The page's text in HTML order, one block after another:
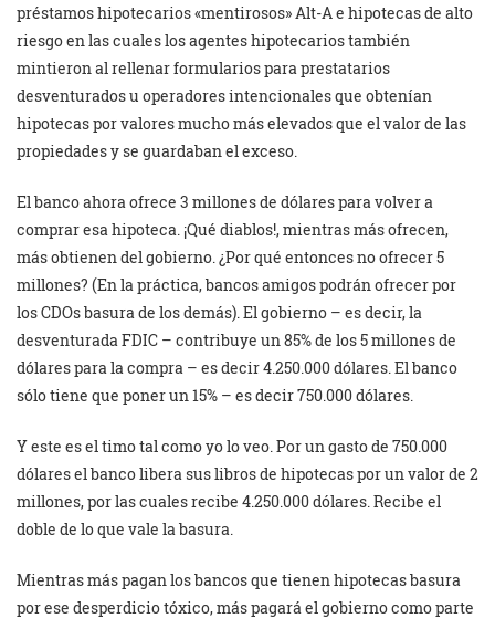
préstamos hipotecarios «mentirosos» Alt-A e hipotecas de alto
riesgo en las cuales los agentes hipotecarios también
mintieron al rellenar formularios para prestatarios
desventurados u operadores intencionales que obtenían
hipotecas por valores mucho más elevados que el valor de las
propiedades y se guardaban el exceso.
El banco ahora ofrece 3 millones de dólares para volver a
comprar esa hipoteca. ¡Qué diablos!, mientras más ofrecen,
más obtienen del gobierno. ¿Por qué entonces no ofrecer 5
millones? (En la práctica, bancos amigos podrán ofrecer por
los CDOs basura de los demás). El gobierno – es decir, la
desventurada FDIC – contribuye un 85% de los 5 millones de
dólares para la compra – es decir 4.250.000 dólares. El banco
sólo tiene que poner un 15% – es decir 750.000 dólares.
Y este es el timo tal como yo lo veo. Por un gasto de 750.000
dólares el banco libera sus libros de hipotecas por un valor de 2
millones, por las cuales recibe 4.250.000 dólares. Recibe el
doble de lo que vale la basura.
Mientras más pagan los bancos que tienen hipotecas basura
por ese desperdicio tóxico, más pagará el gobierno como parte